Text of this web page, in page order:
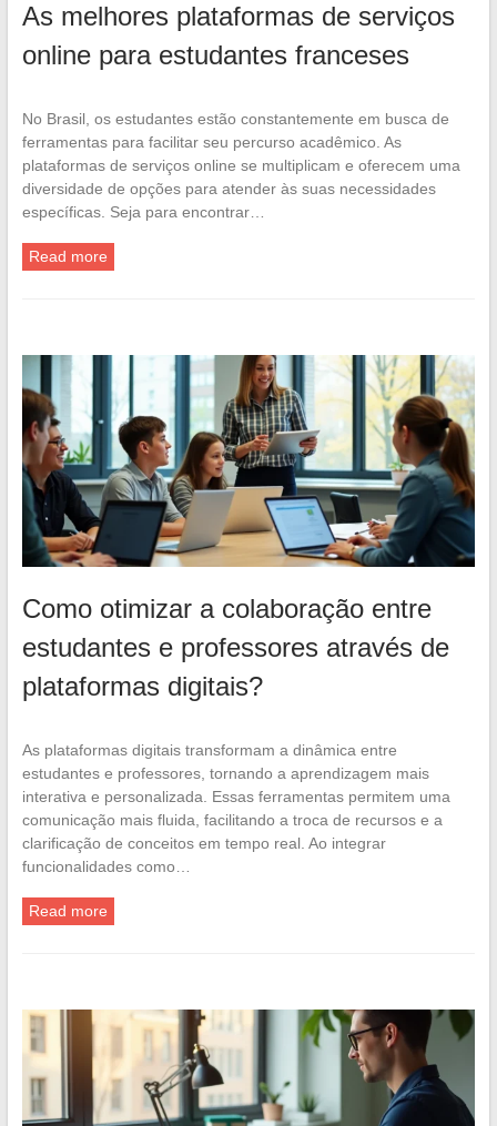
As melhores plataformas de serviços
online para estudantes franceses
No Brasil, os estudantes estão constantemente em busca de
ferramentas para facilitar seu percurso acadêmico. As
plataformas de serviços online se multiplicam e oferecem uma
diversidade de opções para atender às suas necessidades
específicas. Seja para encontrar…
Read more
Como otimizar a colaboração entre
estudantes e professores através de
plataformas digitais?
As plataformas digitais transformam a dinâmica entre
estudantes e professores, tornando a aprendizagem mais
interativa e personalizada. Essas ferramentas permitem uma
comunicação mais fluida, facilitando a troca de recursos e a
clarificação de conceitos em tempo real. Ao integrar
funcionalidades como…
Read more